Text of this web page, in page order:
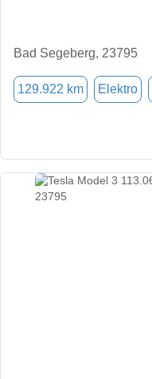
Bad Segeberg, 23795
129.922 km Elektro